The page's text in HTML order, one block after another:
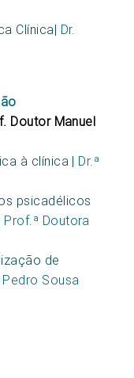
Clínica| Dr.
Doutor Manuel
à clínica | Dr.ª
psicadélicos
Prof.ª Doutora
de
Pedro Sousa